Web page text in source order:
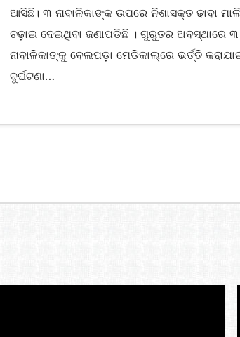
ଆସିଛି। ୩ ନାବାଳିକାଙ୍କ ଉପରେ ନିଶାସକ୍ତ ଢାବା
ଚଢ଼ାଇ ଦେଇଥିବା ଜଣାପଡିଛି । ଗୁରୁତର ଅବସ୍ଥାରେ ୩
ନାବାଳିକାଙ୍କୁ ବେଲପଡ଼ା ମେଡିକାଲ୍‌ରେ ଭର୍ତ୍ତି
ଦୁର୍ଘଟଣା…